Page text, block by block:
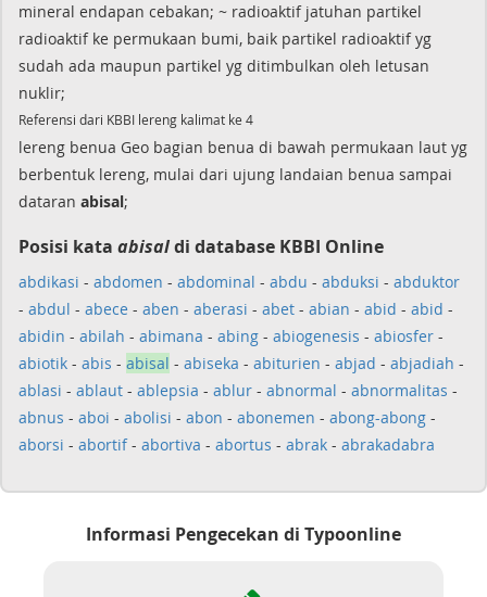
mineral endapan cebakan; ~ radioaktif jatuhan partikel
radioaktif ke permukaan bumi, baik partikel radioaktif yg
sudah ada maupun partikel yg ditimbulkan oleh letusan
nuklir;
Referensi dari KBBI lereng kalimat ke 4
lereng benua Geo bagian benua di bawah permukaan laut yg
berbentuk lereng, mulai dari ujung landaian benua sampai
dataran abisal;
Posisi kata abisaldi database KBBI Online
abdikasi - abdomen - abdominal - abdu - abduksi - abduktor
- abdul - abece - aben - aberasi - abet - abian - abid - abid -
abidin - abilah - abimana - abing - abiogenesis - abiosfer -
abiotik - abis - abisal - abiseka - abiturien - abjad - abjadiah -
ablasi - ablaut - ablepsia - ablur - abnormal - abnormalitas -
abnus - aboi - abolisi - abon - abonemen - abong-abong -
aborsi - abortif- abortiva - abortus - abrak - abrakadabra
Informasi Pengecekan di Typoonline